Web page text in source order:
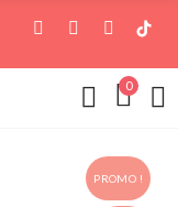
0
PROMO !